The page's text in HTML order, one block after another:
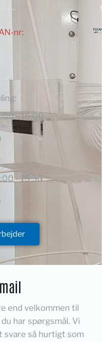
nr:
- 16:00
- 15:30
end velkommen til
har spørgsmål. Vi
svare så hurtigt som